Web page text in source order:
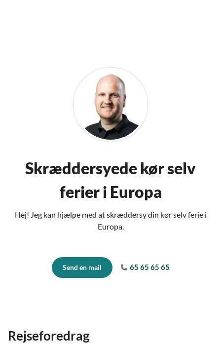
Skræddersyede kør selv
ferier i Europa
Hej! Jeg kan hjælpe med at skræddersy din kør selv ferie i
Europa.
Send en mail 65 65 65 65
Rejseforedrag